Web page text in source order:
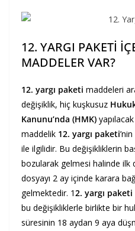
12. YARGI PAKETİ
MADDELER VAR?
12. yargı paketi maddeleri
değişiklik, hiç kuşkusuz
Kanunu’nda (HMK)
maddelik 12. yargı paketi
ile ilgilidir. Bu değişikliklerin
bozularak gelmesi halinde ilk
dosyayı 2 ay içinde karara
gelmektedir. 12. yargı paketi
bu değişikliklerle birlikte bir
süresinin 18 aydan 9 aya